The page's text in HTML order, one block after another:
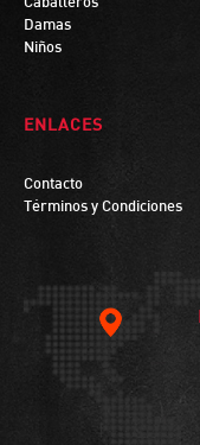
Caballeros
Damas
Niños
ENLACES
Contacto
Términos y Condiciones